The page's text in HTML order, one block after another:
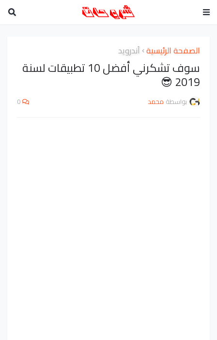
الصفحة الرئيسية أندرويد
سوف تشكرني أفضل 10 تطبيقات لسنة
2019 😎
بواسطة محمد 0